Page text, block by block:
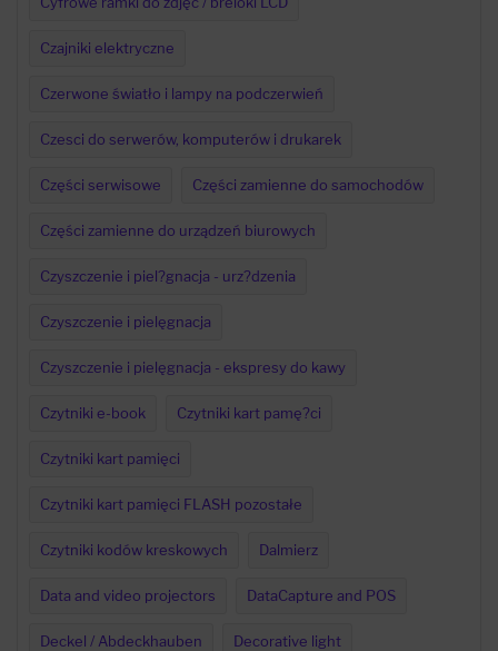
Czajniki elektryczne
Czerwone światło i lampy na podczerwień
Czesci do serwerów, komputerów i drukarek
Części serwisowe Części zamienne do samochodów
Części zamienne do urządzeń biurowych
Czyszczenie i piel?gnacja - urz?dzenia
Czyszczenie i pielęgnacja
Czyszczenie i pielęgnacja - ekspresy do kawy
Czytniki e-book Czytniki kart pamę?ci
Czytniki kart pamięci
Czytniki kart pamięci FLASH pozostałe
Czytniki kodów kreskowych Dalmierz
Data and video projectors DataCapture and POS
Deckel / Abdeckhauben Decorative light